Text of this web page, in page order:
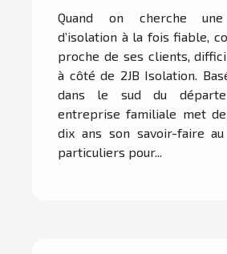
Quand on cherche
d’isolation à la fois fiable,
proche de ses clients,
à côté de 2JB Isolation.
dans le sud du
entreprise familiale met
dix ans son savoir-faire
particuliers pour...